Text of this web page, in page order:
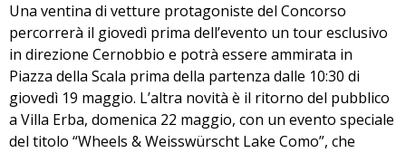
Una ventina di vetture protagoniste del Concorso
percorrerà il giovedì prima dell’evento un tour esclusivo
in direzione Cernobbio e potrà essere ammirata in
Piazza della Scala prima della partenza dalle 10:30 di
giovedì 19 maggio. L’altra novità è il ritorno del pubblico
a Villa Erba, domenica 22 maggio, con un evento speciale
del titolo “Wheels & Weisswürscht Lake Como”, che